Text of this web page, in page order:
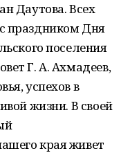
Даутова. Всех
праздником Дня
поселения
Г. А. Ахмадеев,
успехов в
жизни. В своей
края живет